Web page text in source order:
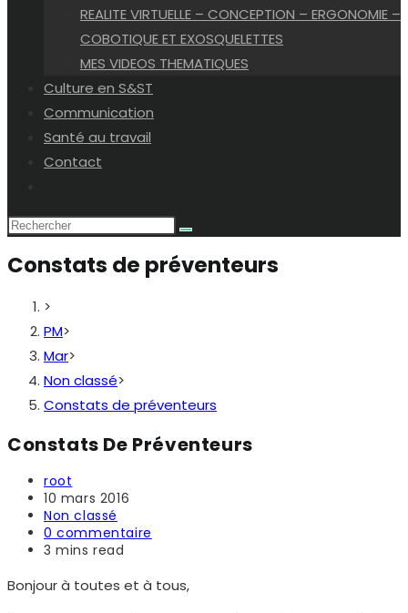
REALITE VIRTUELLE – CONCEPTION – ERGONOMIE –
COBOTIQUE ET EXOSQUELETTES
MES VIDEOS THEMATIQUES
Culture en S&ST
Communication
Santé au travail
Contact
search
Constats de préventeurs
>
PM>
Mar>
Non classé>
Constats de préventeurs
Constats De Préventeurs
Auteur/autrice
de
la
publication :
root
Publication
publiée :
10 mars 2016
Post
category:
Non classé
Commentaires
de
publication :
0 commentaire
Temps
lecture :
3 mins read
Bonjour à toutes et à tous,